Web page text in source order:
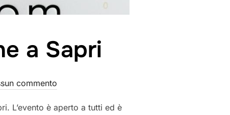
a Sapri
commento
L’evento è aperto a tutti ed è